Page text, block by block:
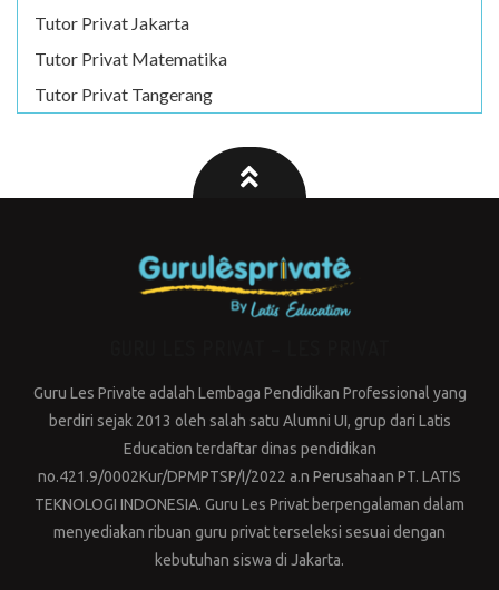
Tutor Privat Jakarta
Tutor Privat Matematika
Tutor Privat Tangerang
Guru Les Private adalah Lembaga Pendidikan Professional yang
berdiri sejak 2013 oleh salah satu Alumni UI, grup dari Latis
Education terdaftar dinas pendidikan
no.421.9/0002Kur/DPMPTSP/I/2022 a.n Perusahaan PT. LATIS
TEKNOLOGI INDONESIA. Guru Les Privat berpengalaman dalam
menyediakan ribuan guru privat terseleksi sesuai dengan
kebutuhan siswa di Jakarta.